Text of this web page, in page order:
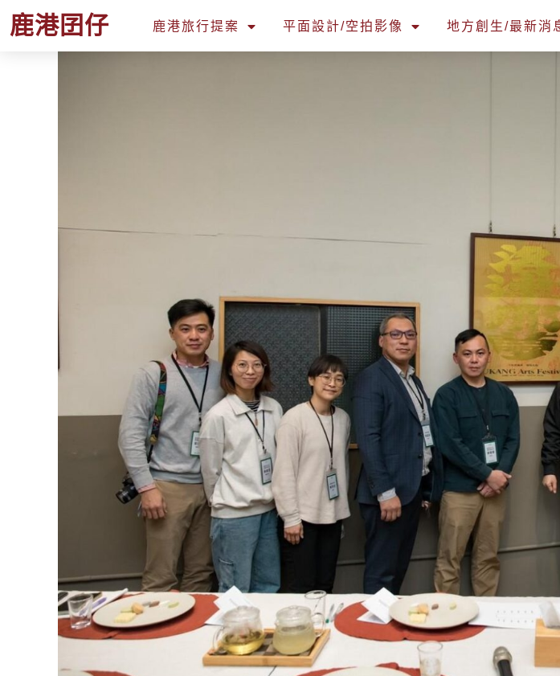
鹿港囝仔 鹿港旅行提案 平面設計/空拍影像 地方創生/最新消